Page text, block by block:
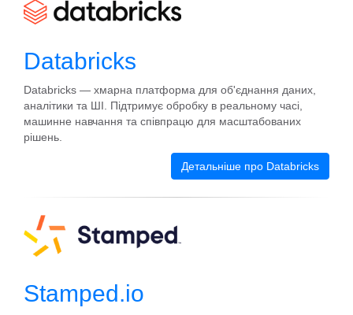
Databricks
Databricks — хмарна платформа для об'єднання даних,
аналітики та ШІ. Підтримує обробку в реальному часі,
машинне навчання та співпрацю для масштабованих
рішень.
Детальніше про Databricks
Stamped.io